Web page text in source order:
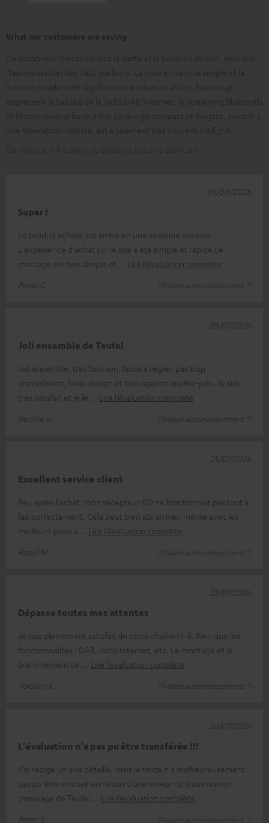
Super !
Le produit acheté est arrivé en une semaine environ
L'expérience d'achat sur le site a été simple et rapide Le
montage est très simple et
Lire l’évaluation complète
Paolo C.
(Traduit automatiquement *)
01/08/2026
Joli ensemble de Teufel
Joli ensemble, très bon son, facile à régler, pas trop
encombrant, beau design et bon rapport qualité-prix. Je suis
très satisfait et je le
Lire l’évaluation complète
hennie v.
(Traduit automatiquement *)
28/07/2026
Excellent service client
Peu après l'achat, mon récepteur CD ne fonctionnait pas tout à
fait correctement. Cela peut bien sûr arriver, même avec les
meilleurs produi
Lire l’évaluation complète
Raoul M.
(Traduit automatiquement *)
25/07/2026
Dépasse toutes mes attentes
Je suis pleinement satisfait de cette chaîne hi-fi. Rien que les
fonctionnalités : DAB, radio Internet, etc. Le montage et le
branchement de
Lire l’évaluation complète
Torsten K.
(Traduit automatiquement *)
22/07/2026
L'évaluation n'a pas pu être transférée !!!
J'ai rédigé un avis détaillé, mais le texte n'a malheureusement
pas pu être envoyé en raison d'une erreur de transmission
(message de Teufel
Lire l’évaluation complète
Peter S.
(Traduit automatiquement *)
20/07/2026